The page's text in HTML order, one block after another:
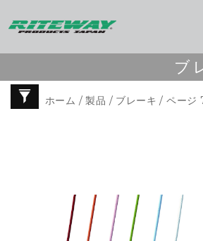
ブ
ホーム /製品 / ブレーキ / ページ